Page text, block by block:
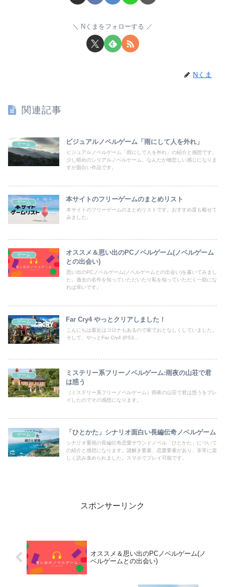
Nくまをフォローする
Nくま
関連記事
ゲーム ビジュアルノベルゲーム「雨にして人を外れ」
ビジュアルノベルゲーム「雨にして人を外れ」の紹介と感想です。
少し暗めのシリアルノベルゲーム。なんだか物悲しい感じになりま
すが面白い作品です。
ゲーム 本サイトのフリーゲームのまとめリスト
本サイトのフリーゲームのまとめリストです。おすすめ度も載せて
みました。
ゲーム
オススメ＆思い出のPCノベルゲーム(ノベルゲーム
との出会い)
思い出のPCノベルゲーム(ノベルゲームとの出会い)を書いてみまし
た。過去の名作を知っていただいたり私を知っていただく一助にな
れば幸いです。
ゲーム Far Cry4 やっとクリアしました！
こんにちは最近はコロナもあるので家でおとなしくしていました。
そして、やっとFar Cry4 (PS3...
ゲーム
ミステリー系フリーノベルゲーム:雨夜の山荘で君
は惑う
（ミステリー系フリーノベルゲーム）雨夜の山荘で君は惑うをプレ
イしたのでその感想になります。
ゲーム 「ひとかた」シナリオ面白い長編伝奇ノベルゲーム
シナリオ重視の長編伝奇恋愛サウンドノベル「ひとかた」について
の紹介と感想になります。謎解き要素、恋愛要素があり、非常に楽
しく読み進められました。スマホでプレイ可能です。
スポンサーリンク
オススメ＆思い出のPCノベルゲーム(ノ
ベルゲームとの出会い)